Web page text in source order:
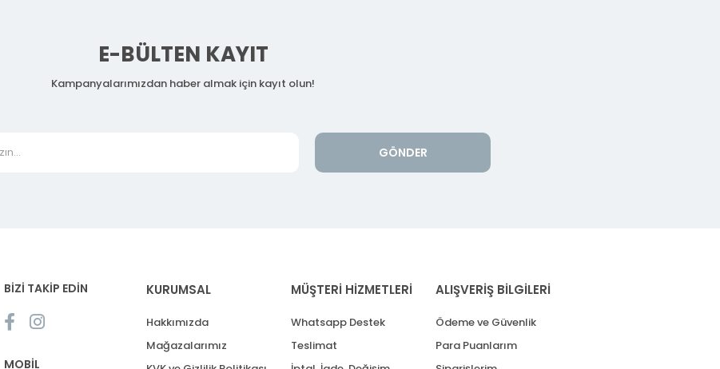
E-BÜLTEN KAYIT
Kampanyalarımızdan haber almak için kayıt olun!
GÖNDER
BİZİ TAKİP EDİN
MOBİL
KURUMSAL
Hakkımızda
Mağazalarımız
MÜŞTERİ HİZMETLERİ
Whatsapp Destek
Teslimat
ALIŞVERİŞ BİLGİLERİ
Ödeme ve Güvenlik
Para Puanlarım